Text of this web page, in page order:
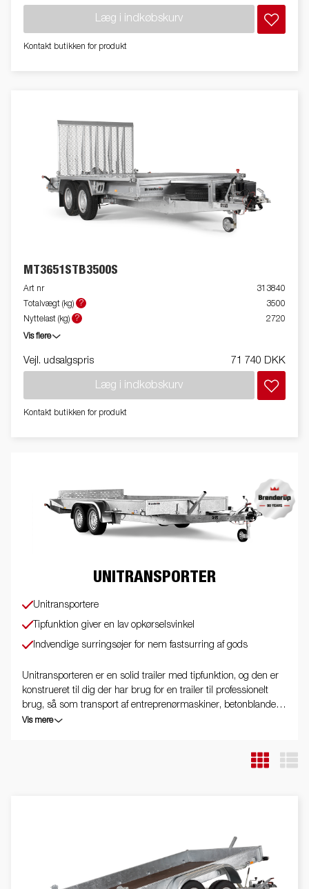
Læg i indkøbskurv
Kontakt butikken for produkt
MT3651STB3500S
Art nr
313840
Totalvægt (kg)
?
3500
Nyttelast (kg)
? 2720
Vis flere
Vejl. udsalgspris 71 740 DKK
Læg i indkøbskurv
Kontakt butikken for produkt
UNITRANSPORTER
Unitransportere
Tipfunktion giver en lav opkørselsvinkel
Indvendige surringsøjer for nem fastsurring af gods
Unitransporteren er en solid trailer med tipfunktion, og den er
konstrueret til dig der har brug for en trailer til professionelt
brug, så som transport af entreprenørmaskiner, betonblander,
haveredskaber, osv. Bagsmæk med opkørselsrampe og
Vis mere